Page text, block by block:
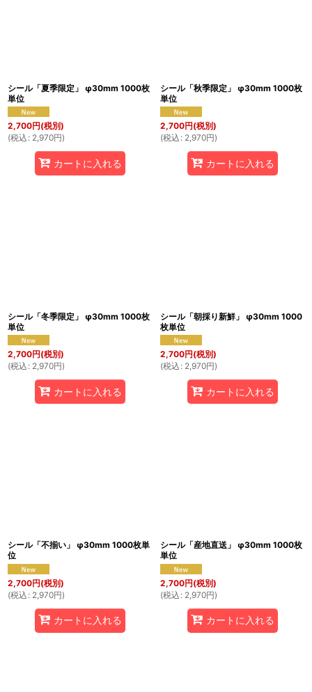
シール「夏季限定」 φ30mm 1000枚
単位
2,700円(税別)
(税込 : 2,970円)
カートに入れる
シール「秋季限定」 φ30mm 1000枚
単位
2,700円(税別)
(税込 : 2,970円)
カートに入れる
シール「冬季限定」 φ30mm 1000枚
単位
2,700円(税別)
(税込 : 2,970円)
カートに入れる
シール「朝採り新鮮」 φ30mm 1000
枚単位
2,700円(税別)
(税込 : 2,970円)
カートに入れる
シール「不揃い」 φ30mm 1000枚単
位
2,700円(税別)
(税込 : 2,970円)
カートに入れる
シール「産地直送」 φ30mm 1000枚
単位
2,700円(税別)
(税込 : 2,970円)
カートに入れる